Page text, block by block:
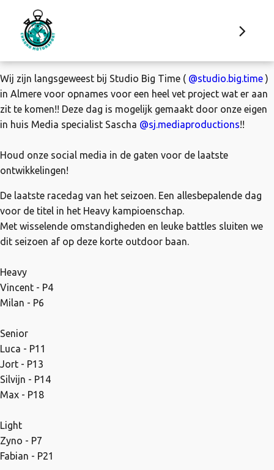
Wij zijn langsgeweest bij Studio Big Time ( @studio.big.time)
in Almere voor opnames voor een heel vet project wat er aan
zit te komen!! Deze dag is mogelijk gemaakt door onze eigen
in huis Media specialist Sascha @sj.mediaproductions!!
Houd onze social media in de gaten voor de laatste
ontwikkelingen!
De laatste racedag van het seizoen. Een allesbepalende dag
voor de titel in het Heavy kampioenschap.
Met wisselende omstandigheden en leuke battles sluiten we
dit seizoen af op deze korte outdoor baan.
Heavy
Vincent - P4
Milan - P6
Senior
Luca - P11
Jort - P13
Silvijn - P14
Max - P18
Light
Zyno - P7
Fabian - P21